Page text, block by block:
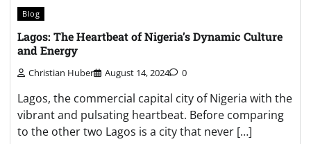
Blog
Lagos: The Heartbeat of Nigeria’s Dynamic Culture
and Energy
Christian Huber August 14, 2024 0
Lagos, the commercial capital city of Nigeria with the
vibrant and pulsating heartbeat. Before comparing
to the other two Lagos is a city that never […]